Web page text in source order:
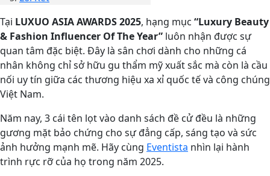
Tại LUXUO ASIA AWARDS 2025, hạng mục “Luxury Beauty
& Fashion Influencer Of The Year” luôn nhận được sự
quan tâm đặc biệt. Đây là sân chơi dành cho những cá
nhân không chỉ sở hữu gu thẩm mỹ xuất sắc mà còn là cầu
nối uy tín giữa các thương hiệu xa xỉ quốc tế và công chúng
Việt Nam.
Năm nay, 3 cái tên lọt vào danh sách đề cử đều là những
gương mặt bảo chứng cho sự đẳng cấp, sáng tạo và sức
ảnh hưởng mạnh mẽ. Hãy cùng Eventista nhìn lại hành
trình rực rỡ của họ trong năm 2025.